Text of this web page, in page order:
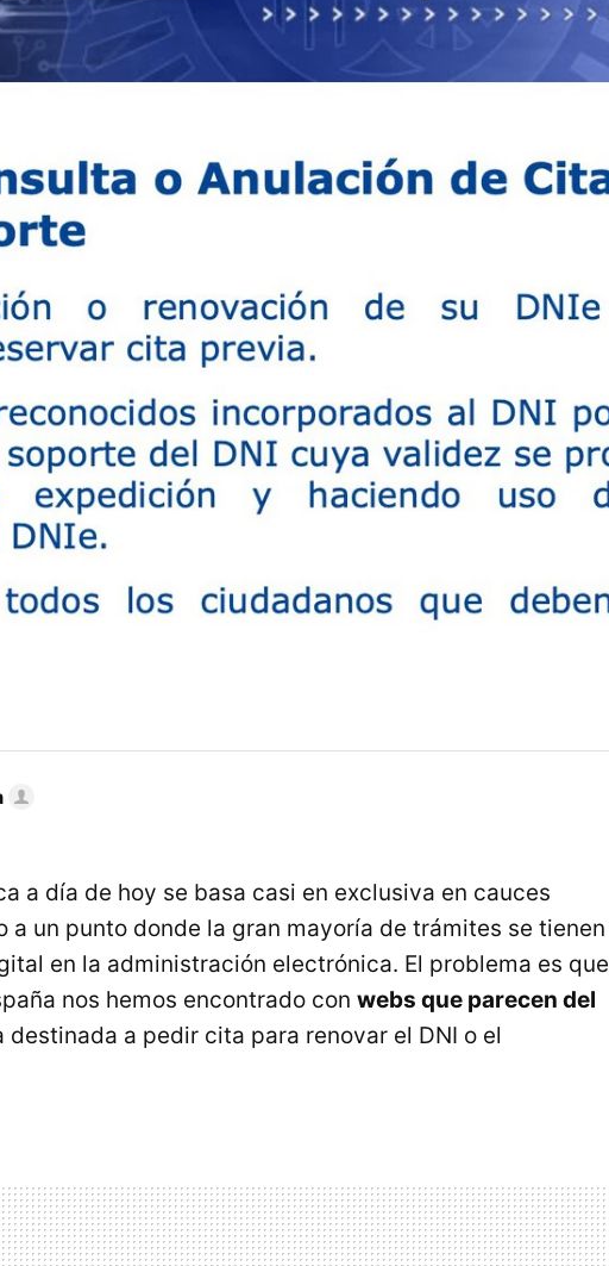
a día de hoy se basa casi en exclusiva en cauces
a un punto donde la gran mayoría de trámites se tienen
en la administración electrónica. El problema es que
nos hemos encontrado con webs que parecen del
destinada a pedir cita para renovar el DNI o el